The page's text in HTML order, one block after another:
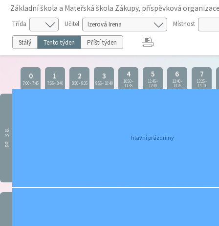
Základní škola a Mateřská škola Zákupy, příspěvková
Třída Učitel Místnost
Stálý Tento týden Příští týden
0
7:00-7:45
1
7:55-8:40
2
8:50-9:35
3
9:55- 10:40
4
10:50-
11:35
5
11:45-
12:30
6
12:40-
13:25
7
13:25-
14:10
po
3.8.
hlavní prázdniny